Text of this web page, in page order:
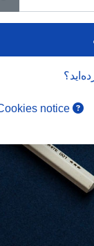
Cookies notice